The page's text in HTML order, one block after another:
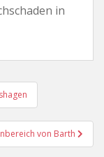
in
von Barth